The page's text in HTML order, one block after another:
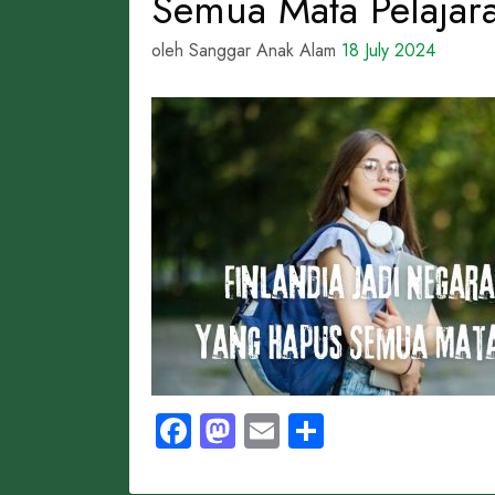
oleh Sanggar Anak Alam 18 July 2024
Facebook
Mastodon
Email